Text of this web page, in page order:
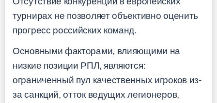
турнирах не позволяет объективно оценить
прогресс российских команд.
Основными факторами, влияющими на
низкие позиции РПЛ, являются:
ограниченный пул качественных игроков из-
за санкций, отток ведущих легионеров,